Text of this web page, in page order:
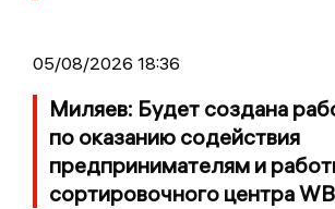
05/08/2026 18:36
Миляев: Будет создана
по оказанию содействия
предпринимателям и
сортировочного центра WB